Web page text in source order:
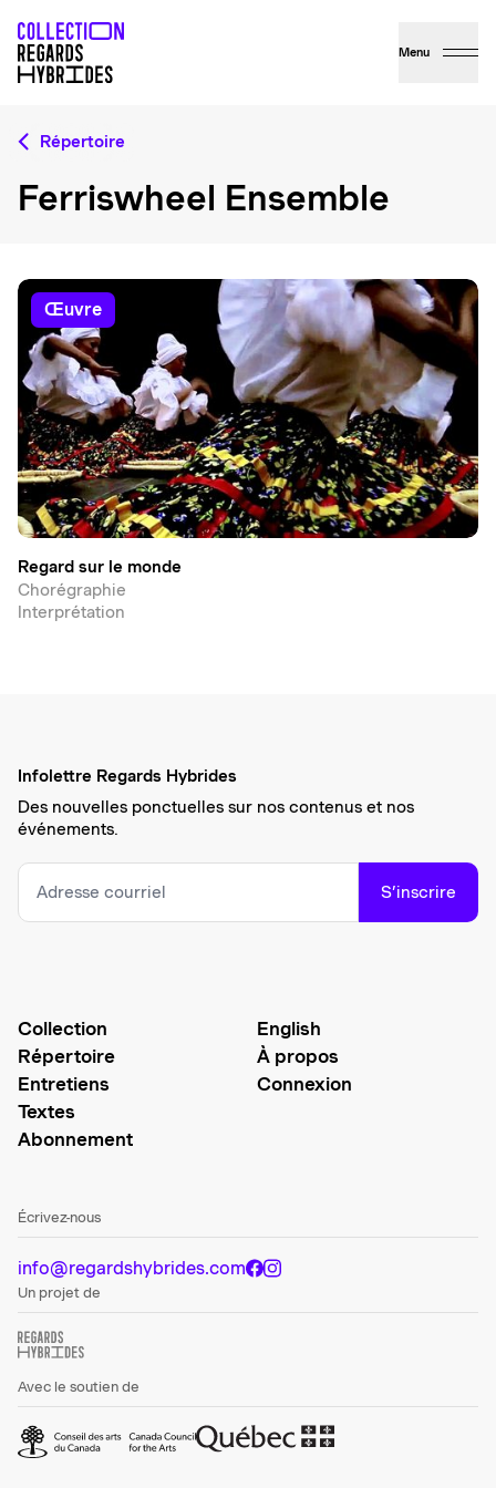
Menu
Répertoire
Ferriswheel Ensemble
œuvre
Regard sur le monde
Chorégraphie
Interprétation
Infolettre Regards Hybrides
Des nouvelles ponctuelles sur nos contenus et nos
événements.
S’inscrire
Collection
Répertoire
Entretiens
Textes
Abonnement
English
À propos
Connexion
Écrivez-nous
info@regardshybrides.com
Un projet de
Avec le soutien de